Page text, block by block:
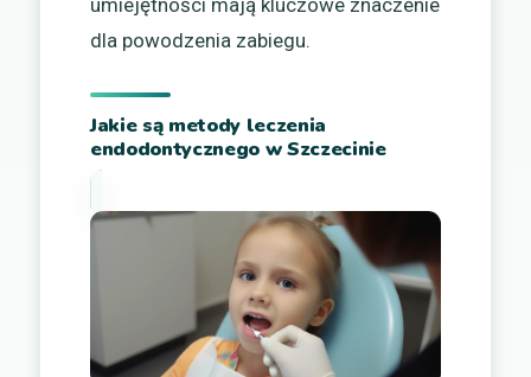
dla powodzenia zabiegu.
Jakie są metody leczenia
endodontycznego w Szczecinie